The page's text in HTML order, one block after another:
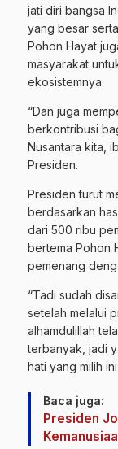
jati diri bangsa
yang besar
Pohon Hayat
masyarakat
ekosistemnya.
“Dan juga
berkontribusi
Nusantara kita,
Presiden.
Presiden turut
berdasarkan
dari 500 ribu
bertema Pohon
pemenang
“Tadi sudah
setelah melalui
alhamdulillah
terbanyak, jadi
hati yang milih
Baca juga:
Presiden